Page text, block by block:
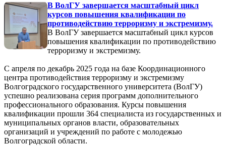
В ВолГУ завершается масштабный цикл
курсов повышения квалификации по
противодействию терроризму и экстремизму.
В ВолГУ завершается масштабный цикл курсов
повышения квалификации по противодействию
терроризму и экстремизму.
С апреля по декабрь 2025 года на базе Координационного
центра противодействия терроризму и экстремизму
Волгоградского государственного университета (ВолГУ)
успешно реализована серия программ дополнительного
профессионального образования. Курсы повышения
квалификации прошли 364 специалиста из государственных и
муниципальных органов власти, образовательных
организаций и учреждений по работе с молодежью
Волгоградской области.